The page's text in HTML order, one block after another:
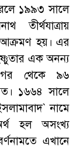
১৯৯৩ সালে
তীর্থযাত্রায়
আক্রমণ হয়। এর
এক অনন্য
থেকে ৯৬
। ১৬৬৪ সালে
নামে
হল অসংখ্য
এখানে